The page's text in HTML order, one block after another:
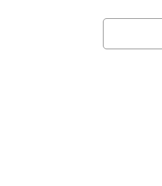
位、＋200ポイントオーバーという
実力を証明。チーム初のファイナ